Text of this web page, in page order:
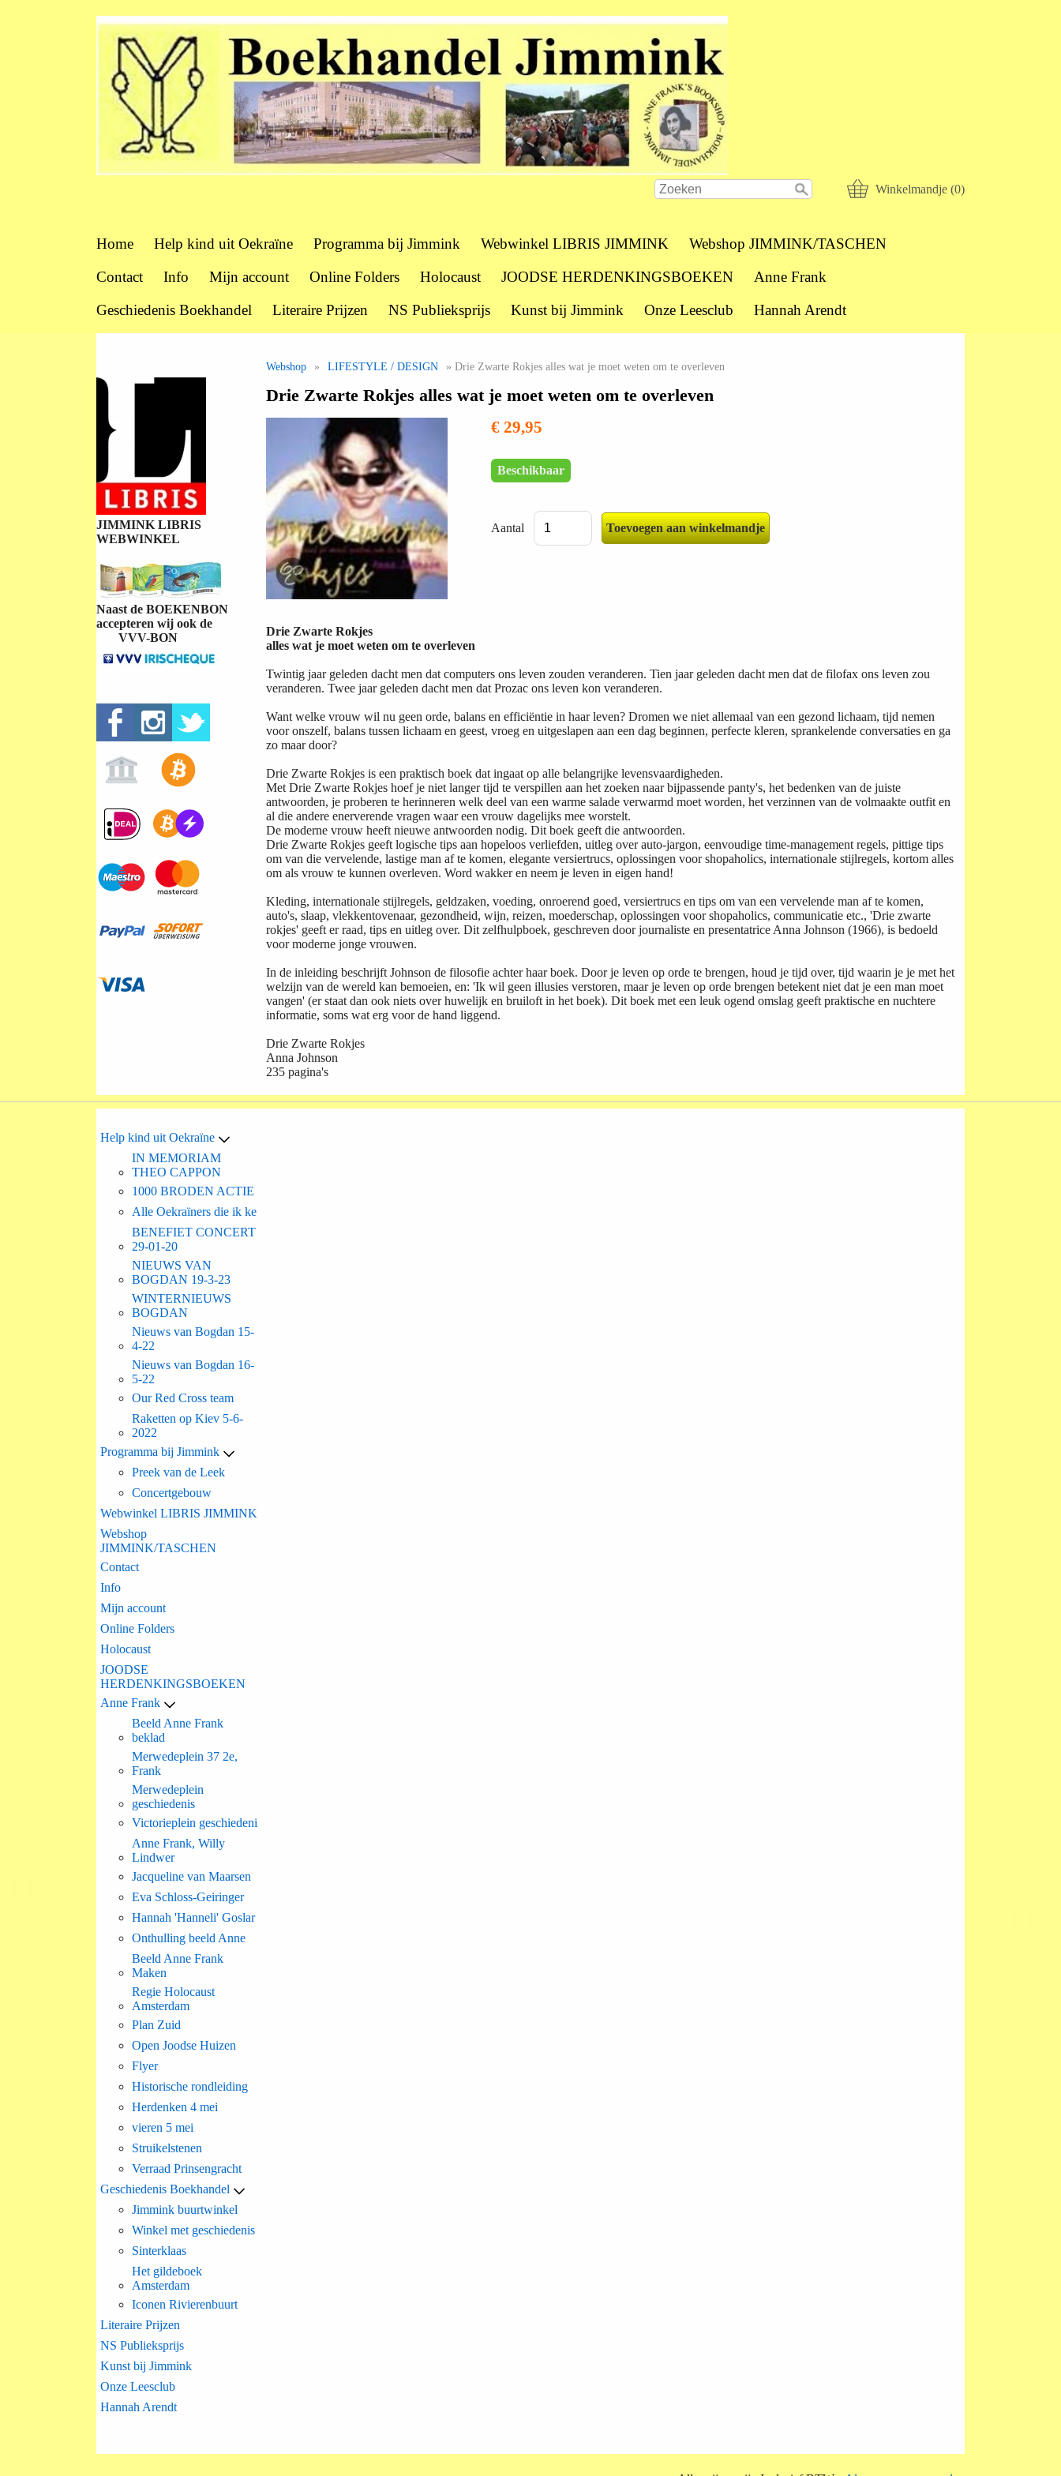
Winkelmandje (0)
Home Help kind uit Oekraïne Programma bij Jimmink Webwinkel LIBRIS JIMMINK
Webshop JIMMINK/TASCHEN
Contact
Info Mijn account Online Folders Holocaust JOODSE HERDENKINGSBOEKEN
Anne Frank
Geschiedenis Boekhandel
Literaire Prijzen NS Publieksprijs Kunst bij Jimmink Onze Leesclub Hannah Arendt
JIMMINK LIBRIS
WEBWINKEL
Naast de BOEKENBON
accepteren wij ook de
VVV-BON
Webshop » LIFESTYLE / DESIGN » Drie Zwarte Rokjes alles wat je moet weten om te overleven
Drie Zwarte Rokjes alles wat je moet weten om te overleven
€ 29,95
Beschikbaar
Aantal
Drie Zwarte Rokjes
alles wat je moet weten om te overleven
Twintig jaar geleden dacht men dat computers ons leven zouden veranderen. Tien jaar geleden dacht men dat de filofax ons leven zou
veranderen. Twee jaar geleden dacht men dat Prozac ons leven kon veranderen.
Want welke vrouw wil nu geen orde, balans en efficiëntie in haar leven? Dromen we niet allemaal van een gezond lichaam, tijd nemen
voor onszelf, balans tussen lichaam en geest, vroeg en uitgeslapen aan een dag beginnen, perfecte kleren, sprankelende conversaties en ga
zo maar door?
Drie Zwarte Rokjes is een praktisch boek dat ingaat op alle belangrijke levensvaardigheden.
Met Drie Zwarte Rokjes hoef je niet langer tijd te verspillen aan het zoeken naar bijpassende panty's, het bedenken van de juiste
antwoorden, je proberen te herinneren welk deel van een warme salade verwarmd moet worden, het verzinnen van de volmaakte outfit en
al die andere enerverende vragen waar een vrouw dagelijks mee worstelt.
De moderne vrouw heeft nieuwe antwoorden nodig. Dit boek geeft die antwoorden.
Drie Zwarte Rokjes geeft logische tips aan hopeloos verliefden, uitleg over auto-jargon, eenvoudige time-management regels, pittige tips
om van die vervelende, lastige man af te komen, elegante versiertrucs, oplossingen voor shopaholics, internationale stijlregels, kortom alles
om als vrouw te kunnen overleven. Word wakker en neem je leven in eigen hand!
Kleding, internationale stijlregels, geldzaken, voeding, onroerend goed, versiertrucs en tips om van een vervelende man af te komen,
auto's, slaap, vlekkentovenaar, gezondheid, wijn, reizen, moederschap, oplossingen voor shopaholics, communicatie etc., 'Drie zwarte
rokjes' geeft er raad, tips en uitleg over. Dit zelfhulpboek, geschreven door journaliste en presentatrice Anna Johnson (1966), is bedoeld
voor moderne jonge vrouwen.
In de inleiding beschrijft Johnson de filosofie achter haar boek. Door je leven op orde te brengen, houd je tijd over, tijd waarin je je met het
welzijn van de wereld kan bemoeien, en: 'Ik wil geen illusies verstoren, maar je leven op orde brengen betekent niet dat je een man moet
vangen' (er staat dan ook niets over huwelijk en bruiloft in het boek). Dit boek met een leuk ogend omslag geeft praktische en nuchtere
informatie, soms wat erg voor de hand liggend.
Drie Zwarte Rokjes
Anna Johnson
235 pagina's
Help kind uit Oekraïne
IN MEMORIAM
THEO CAPPON
1000 BRODEN ACTIE
Alle Oekraïners die ik ke
BENEFIET CONCERT
29-01-20
NIEUWS VAN
BOGDAN 19-3-23
WINTERNIEUWS
BOGDAN
Nieuws van Bogdan 15-
4-22
Nieuws van Bogdan 16-
5-22
Our Red Cross team
Raketten op Kiev 5-6-
2022
Programma bij Jimmink
Preek van de Leek
Concertgebouw
Webwinkel LIBRIS JIMMINK
Webshop
JIMMINK/TASCHEN
Contact
Info
Mijn account
Online Folders
Holocaust
JOODSE
HERDENKINGSBOEKEN
Anne Frank
Beeld Anne Frank
beklad
Merwedeplein 37 2e,
Frank
Merwedeplein
geschiedenis
Victorieplein geschiedeni
Anne Frank, Willy
Lindwer
Jacqueline van Maarsen
Eva Schloss-Geiringer
Hannah 'Hanneli' Goslar
Onthulling beeld Anne
Beeld Anne Frank
Maken
Regie Holocaust
Amsterdam
Plan Zuid
Open Joodse Huizen
Flyer
Historische rondleiding
Herdenken 4 mei
vieren 5 mei
Struikelstenen
Verraad Prinsengracht
Geschiedenis Boekhandel
Jimmink buurtwinkel
Winkel met geschiedenis
Sinterklaas
Het gildeboek
Amsterdam
Iconen Rivierenbuurt
Literaire Prijzen
NS Publieksprijs
Kunst bij Jimmink
Onze Leesclub
Hannah Arendt